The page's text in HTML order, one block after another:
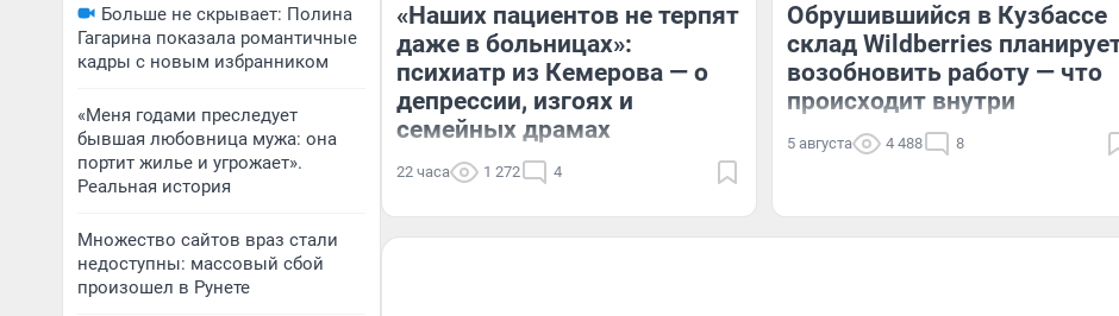
Больше не скрывает: Полина
Гагарина показала романтичные
кадры с новым избранником
«Меня годами преследует
бывшая любовница мужа: она
портит жилье и угрожает».
Реальная история
Множество сайтов враз стали
недоступны: массовый сбой
произошел в Рунете
«Наших пациентов не терпят
даже в больницах»:
психиатр из Кемерова — о
депрессии, изгоях и
семейных драмах
22 часа 1 272 4
Обрушившийся в Кузбассе
склад Wildberries
возобновить работу — что
происходит внутри
5 августа 4 488 8